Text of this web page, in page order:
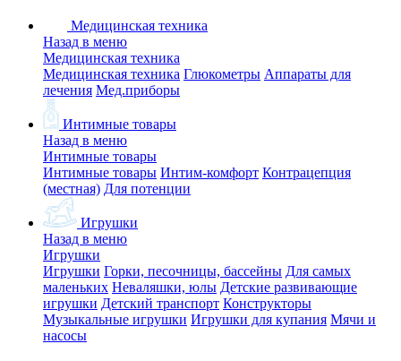
Медицинская техника
Назад в меню
Медицинская техника
Медицинская техника Глюкометры Аппараты для
лечения Мед.приборы
Интимные товары
Назад в меню
Интимные товары
Интимные товары Интим-комфорт Контрацепция
(местная) Для потенции
Игрушки
Назад в меню
Игрушки
Игрушки Горки, песочницы, бассейны Для самых
маленьких Неваляшки, юлы Детские развивающие
игрушки Детский транспорт Конструкторы
Музыкальные игрушки Игрушки для купания Мячи и
насосы